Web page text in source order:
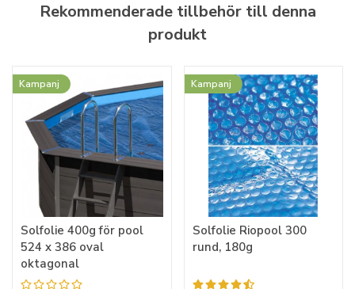
Rekommenderade tillbehör till denna
produkt
Kampanj
Solfolie 400g för pool
524 x 386 oval
oktagonal
Kampanj
Solfolie Riopool 300
rund, 180g